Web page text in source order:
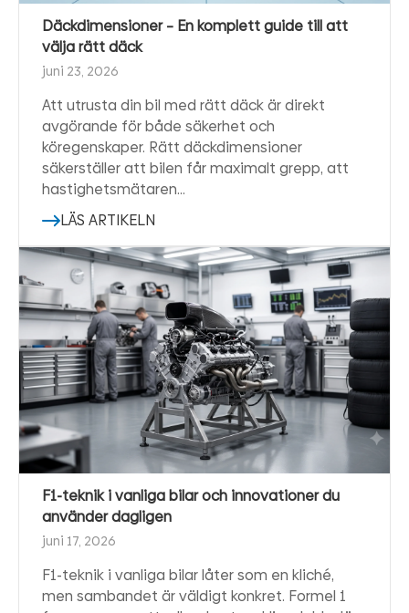
Däckdimensioner – En komplett guide till att
välja rätt däck
juni 23, 2026
Att utrusta din bil med rätt däck är direkt
avgörande för både säkerhet och
köregenskaper. Rätt däckdimensioner
säkerställer att bilen får maximalt grepp, att
hastighetsmätaren…
LÄS ARTIKELN
F1-teknik i vanliga bilar och innovationer du
använder dagligen
juni 17, 2026
F1-teknik i vanliga bilar låter som en kliché,
men sambandet är väldigt konkret. Formel 1